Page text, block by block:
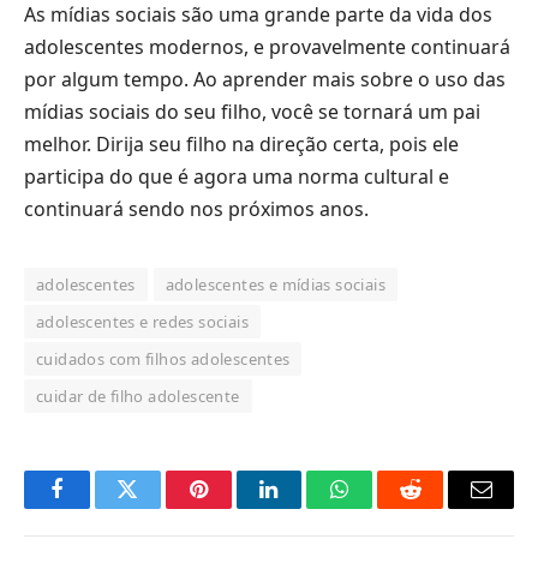
As mídias sociais são uma grande parte da vida dos
adolescentes modernos, e provavelmente continuará
por algum tempo. Ao aprender mais sobre o uso das
mídias sociais do seu filho, você se tornará um pai
melhor. Dirija seu filho na direção certa, pois ele
participa do que é agora uma norma cultural e
continuará sendo nos próximos anos.
adolescentes
adolescentes e mídias sociais
adolescentes e redes sociais
cuidados com filhos adolescentes
cuidar de filho adolescente
FacebookTwitter PinterestLinkedInO
Reddit
E-